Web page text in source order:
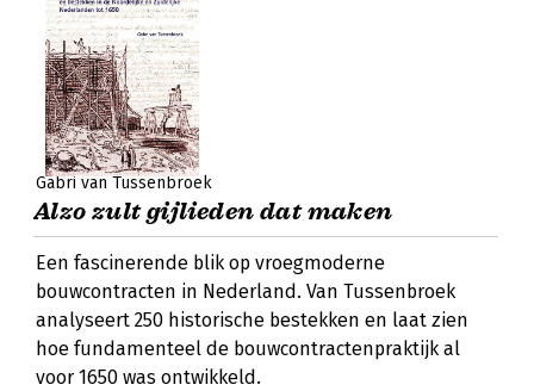
Gabri van Tussenbroek
Alzo zult gijlieden dat maken
Een fascinerende blik op vroegmoderne
bouwcontracten in Nederland. Van Tussenbroek
analyseert 250 historische bestekken en laat zien
hoe fundamenteel de bouwcontractenpraktijk al
voor 1650 was ontwikkeld.